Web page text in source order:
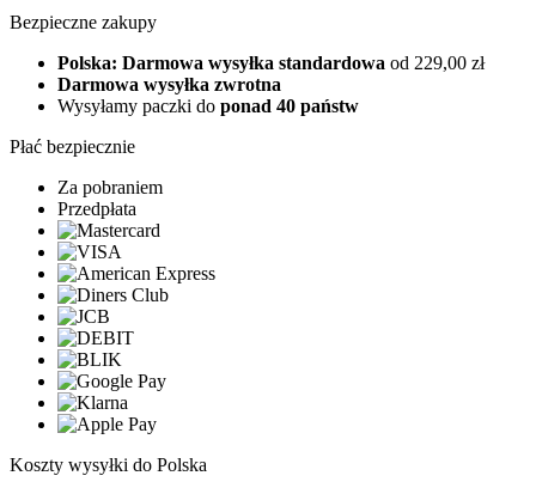
Bezpieczne zakupy
Polska: Darmowa wysyłka standardowa od 229,00 zł
Darmowa wysyłka zwrotna
Wysyłamy paczki do ponad 40 państw
Płać bezpiecznie
Za pobraniem
Przedpłata
Koszty wysyłki do Polska